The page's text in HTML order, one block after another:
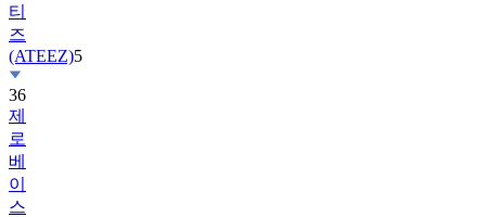
티
즈
(ATEEZ)5
36
제
로
베
이
스